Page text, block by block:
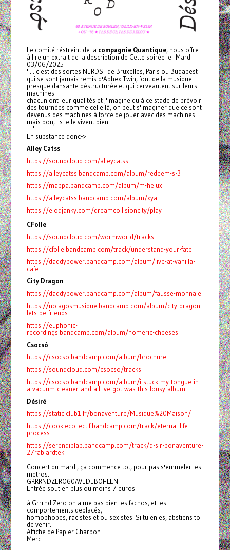
Le comité réstreint de la compagnie Quantique, nous offre
à lire un extrait de la description de Cette soirée le Mardi
03/06/2025
"... c'est des sortes NERDS de Bruxelles, Paris ou Budapest
qui se sont jamais remis d'Aphex Twin, font de la musique
presque dansante déstructurée et qui cerveautent sur leurs
machines
chacun ont leur qualités et j'imagine qu'à ce stade de prévoir
des tournées comme celle là, on peut s'imaginer que ce sont
devenus des machines à force de jouer avec des machines
mais bon, ils le le vivent bien.
..."
En substance donc->
Alley Catss
https://soundcloud.com/alleycatss
https://alleycatss.bandcamp.com/album/redeem-s-3
https://mappa.bandcamp.com/album/m-helux
https://alleycatss.bandcamp.com/album/xyal
https://elodjanky.com/dreamcollisioncity/play
CFolle
https://soundcloud.com/wormworld/tracks
https://cfolle.bandcamp.com/track/understand-your-fate
https://daddypower.bandcamp.com/album/live-at-vanilla-
cafe
City Dragon
https://daddypower.bandcamp.com/album/fausse-monnaie
https://nolagosmusique.bandcamp.com/album/city-dragon-
lets-be-friends
https://euphonic-
recordings.bandcamp.com/album/homeric-cheeses
Csocsó
https://csocso.bandcamp.com/album/brochure
https://soundcloud.com/csocso/tracks
https://csocso.bandcamp.com/album/i-stuck-my-tongue-in-
a-vacuum-cleaner-and-all-ive-got-was-this-lousy-album
Désiré
https://static.club1.fr/bonaventure/Musique%20Maison/
https://cookiecollectif.bandcamp.com/track/eternal-life-
process
https://serendiplab.bandcamp.com/track/d-sir-bonaventure-
27rablardtek
Concert du mardi, ça commence tot, pour pas s'emmeler les
metros.
GRRRNDZERO60AVEDEBOHLEN
Entrée soutien plus ou moins 7 euros
à Grrrnd Zero on aime pas bien les fachos, et les
comportements deplacés,
homophobes, racistes et ou sexistes. Si tu en es, abstiens toi
de venir.
Affiche de Papier Charbon
Merci